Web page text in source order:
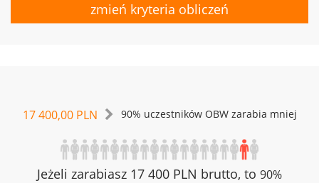
zmień kryteria obliczeń
17 400,00 PLN 90% uczestników OBW zarabia mniej
Jeżeli zarabiasz 17 400 PLN brutto, to 90%